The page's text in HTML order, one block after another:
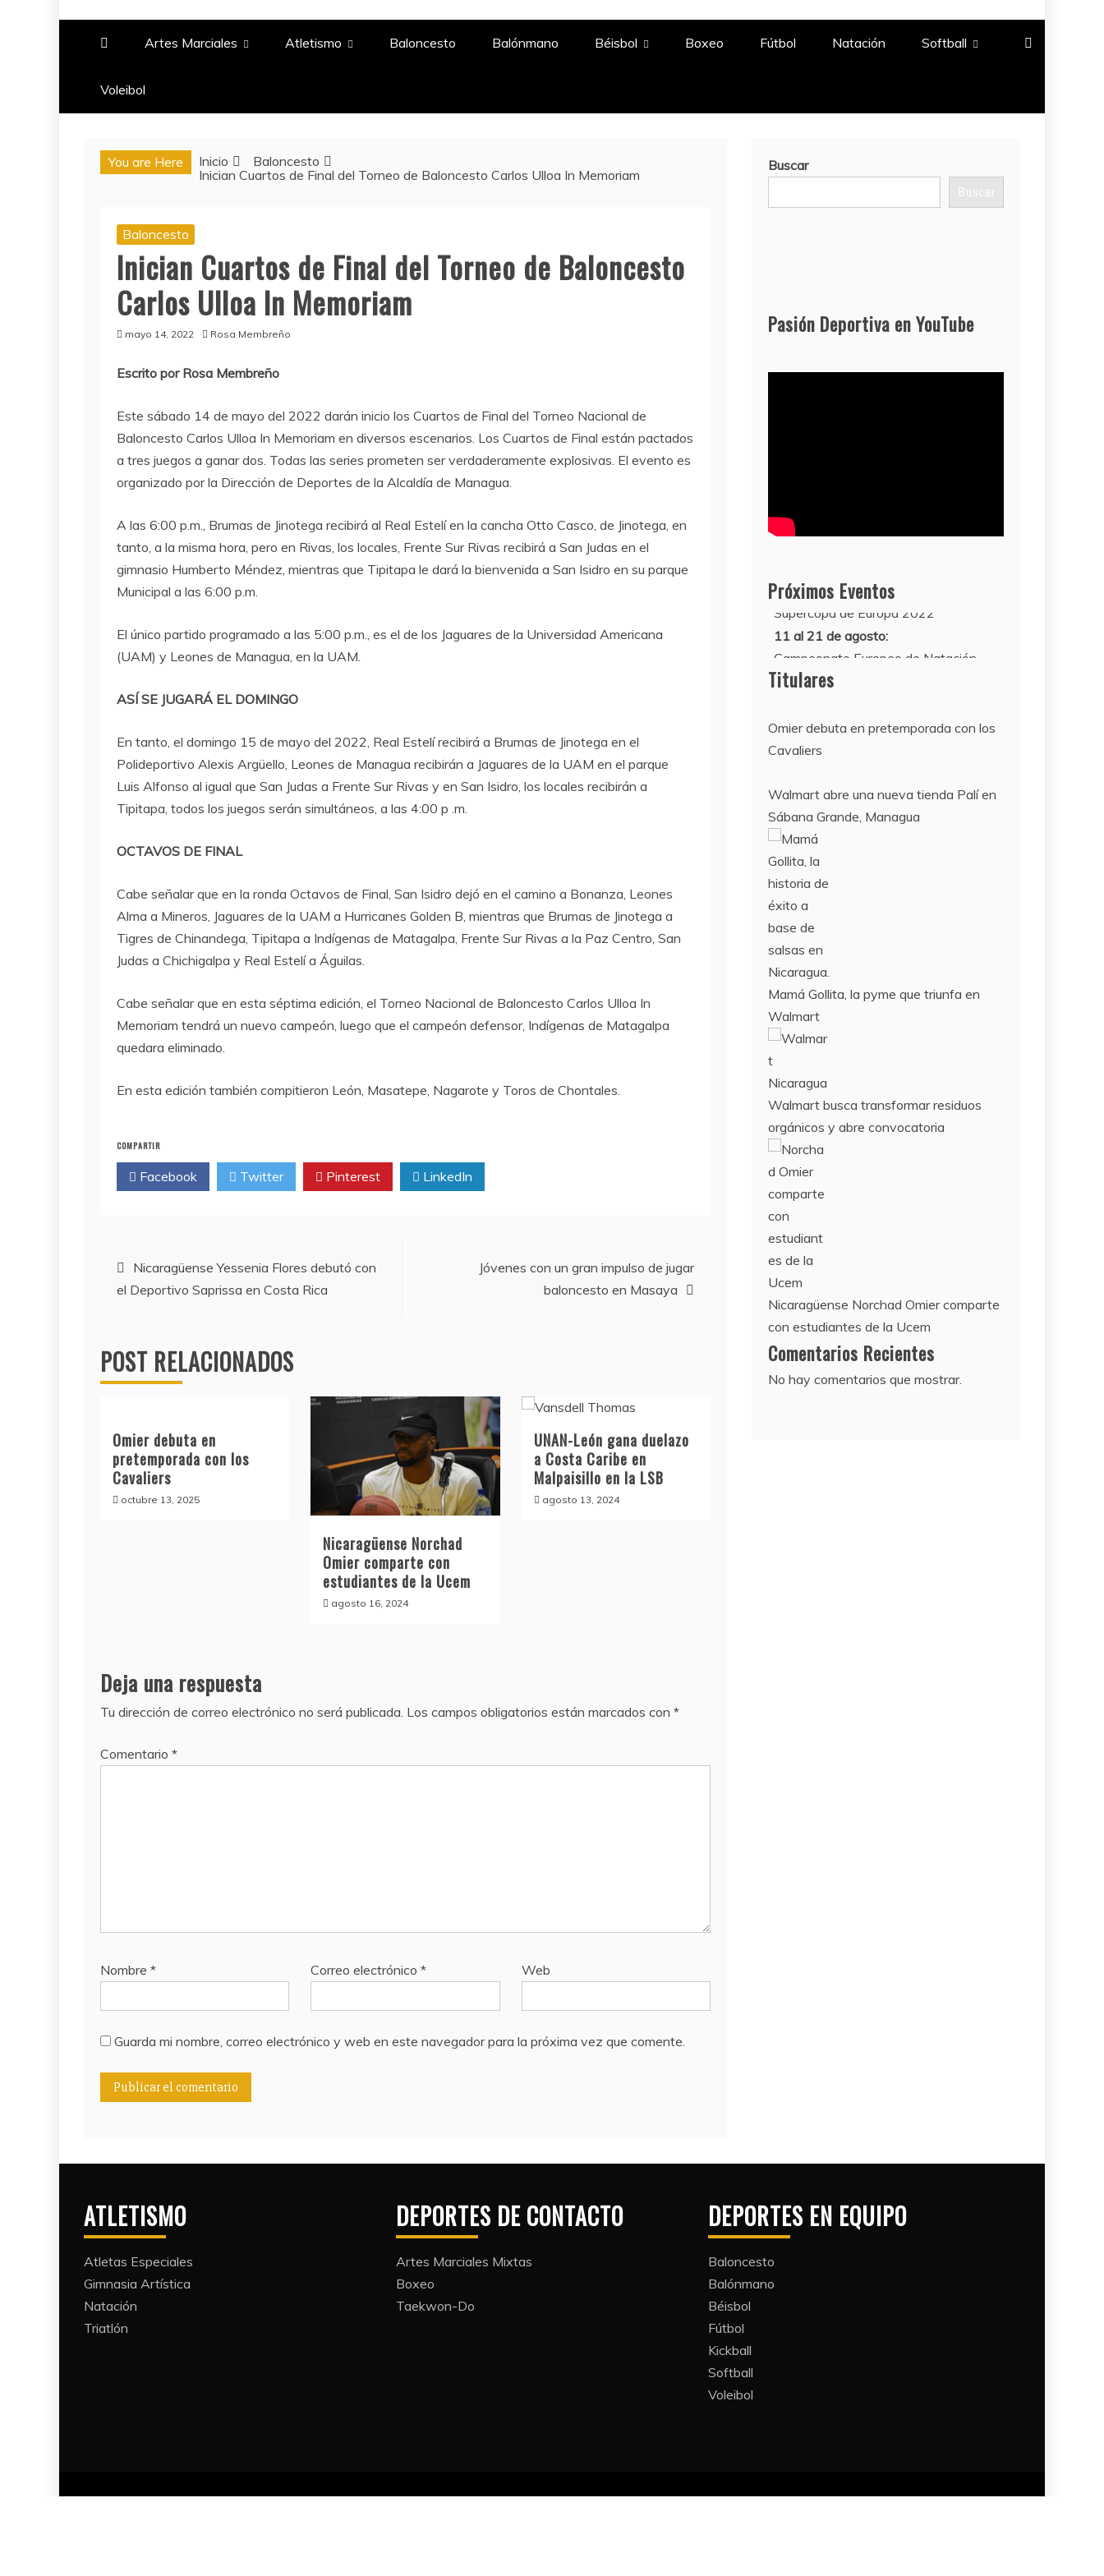
Artes Marciales Atletismo Baloncesto Balónmano Béisbol Boxeo Fútbol Natación​ Softball​
Voleibol​
You are Here Inicio
Baloncesto
Inician Cuartos de Final del Torneo de Baloncesto Carlos Ulloa In Memoriam
Baloncesto
Inician Cuartos de Final del Torneo de Baloncesto
Carlos Ulloa In Memoriam
mayo 14, 2022 Rosa Membreño
Escrito por Rosa Membreño
Este sábado 14 de mayo del 2022 darán inicio los Cuartos de Final del Torneo Nacional de
Baloncesto Carlos Ulloa In Memoriam en diversos escenarios. Los Cuartos de Final están pactados
a tres juegos a ganar dos. Todas las series prometen ser verdaderamente explosivas. El evento es
organizado por la Dirección de Deportes de la Alcaldía de Managua.
A las 6:00 p.m., Brumas de Jinotega recibirá al Real Estelí en la cancha Otto Casco, de Jinotega, en
tanto, a la misma hora, pero en Rivas, los locales, Frente Sur Rivas recibirá a San Judas en el
gimnasio Humberto Méndez, mientras que Tipitapa le dará la bienvenida a San Isidro en su parque
Municipal a las 6:00 p.m.
El único partido programado a las 5:00 p.m., es el de los Jaguares de la Universidad Americana
(UAM) y Leones de Managua, en la UAM.
ASÍ SE JUGARÁ EL DOMINGO
En tanto, el domingo 15 de mayo del 2022, Real Estelí recibirá a Brumas de Jinotega en el
Polideportivo Alexis Argüello, Leones de Managua recibirán a Jaguares de la UAM en el parque
Luis Alfonso al igual que San Judas a Frente Sur Rivas y en San Isidro, los locales recibirán a
Tipitapa, todos los juegos serán simultáneos, a las 4:00 p .m.
OCTAVOS DE FINAL
Cabe señalar que en la ronda Octavos de Final, San Isidro dejó en el camino a Bonanza, Leones
Alma a Mineros, Jaguares de la UAM a Hurricanes Golden B, mientras que Brumas de Jinotega a
Tigres de Chinandega, Tipitapa a Indígenas de Matagalpa, Frente Sur Rivas a la Paz Centro, San
Judas a Chichigalpa y Real Estelí a Águilas.
Cabe señalar que en esta séptima edición, el Torneo Nacional de Baloncesto Carlos Ulloa In
Memoriam tendrá un nuevo campeón, luego que el campeón defensor, Indígenas de Matagalpa
quedara eliminado.
En esta edición también compitieron León, Masatepe, Nagarote y Toros de Chontales.
COMPARTIR
Facebook Twitter Pinterest LinkedIn
Navegación
de
entradas
Nicaragüense Yessenia Flores debutó con
el Deportivo Saprissa en Costa Rica
Jóvenes con un gran impulso de jugar
baloncesto en Masaya
POST RELACIONADOS
Omier debuta en
pretemporada con los
Cavaliers
octubre 13, 2025
Nicaragüense Norchad
Omier comparte con
estudiantes de la Ucem
agosto 16, 2024
UNAN-León gana duelazo
a Costa Caribe en
Malpaisillo en la LSB
agosto 13, 2024
Deja una respuesta
Tu dirección de correo electrónico no será publicada. Los campos obligatorios están marcados con *
Comentario *
Nombre * Correo electrónico* Web
Guarda mi nombre, correo electrónico y web en este navegador para la próxima vez que comente.
Buscar
Buscar
Pasión Deportiva en YouTube
Próximos Eventos
11 al 21 de agosto:
Campeonato Europeo de Natación
2022
12 de agosto:
Empieza La Liga 2022-2023
Titulares
Omier debuta en pretemporada con los
Cavaliers
Walmart abre una nueva tienda Palí en
Sábana Grande, Managua
Mamá Gollita, la pyme que triunfa en
Walmart
Walmart busca transformar residuos
orgánicos y abre convocatoria
Nicaragüense Norchad Omier comparte
con estudiantes de la Ucem
Comentarios Recientes
No hay comentarios que mostrar.
ATLETISMO
Atletas Especiales
Gimnasia Artística
Natación​
Triatlón​
DEPORTES DE CONTACTO
Artes Marciales Mixtas
Boxeo
Taekwon-Do
DEPORTES EN EQUIPO
Baloncesto
Balónmano
Béisbol
Fútbol
Kickball​
Softball​
Voleibol​